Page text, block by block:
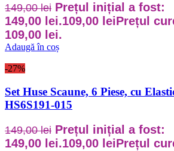
149,00lei Prețul inițial a fost:
149,00 lei.109,00 leiPrețul
109,00 lei.
Adaugă în coș
-27%
Set Huse Scaune, 6 Piese, cu
HS6S191-015
149,00lei Prețul inițial a fost:
149,00 lei.109,00 leiPrețul